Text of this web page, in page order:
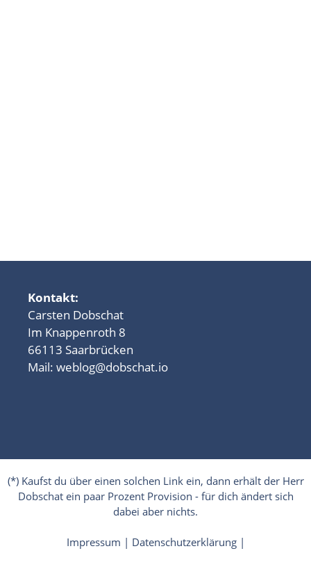
Kontakt:
Carsten Dobschat
Im Knappenroth 8
66113 Saarbrücken
Mail: weblog@dobschat.io
(*) Kaufst du über einen solchen Link ein, dann erhält der Herr
Dobschat ein paar Prozent Provision - für dich ändert sich
dabei aber nichts.
Impressum | Datenschutzerklärung|